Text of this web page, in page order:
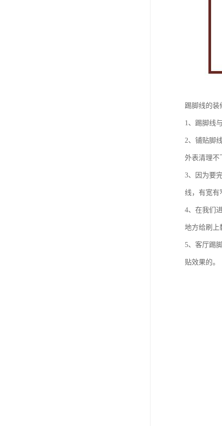
踢脚线的装
1、踢脚线
2、铺贴脚
外表清理不
3、因为要
线，有宽有
4、在我们
地方给刷上
5、客厅踢
贴效果的。